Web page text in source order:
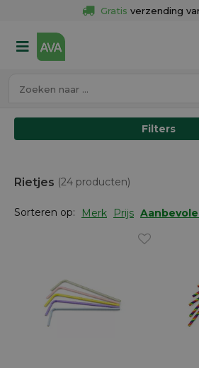
Gratis verzending
50
Filters
Rietjes (24 producten)
Sorteren op: Merk Prijs